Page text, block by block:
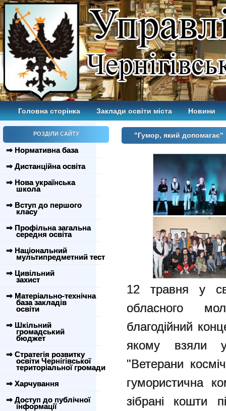
Головна сторінка Заклади освіти міста Новини
РОЗДІЛИ САЙТУ
⇒ Нормативна база
⇒ Дистанційна освіта
⇒ Нова українська
школа
⇒ Вступ до першого
класу
⇒ Профільна загальна
середня освіта
⇒ Національний
мультипредметний тест
⇒ Цивільний
захист
⇒ Матеріально-технічна
база закладів
освіти
⇒ Шкільний
громадський
бюджет
⇒ Стратегія розвитку
освіти Чернігівської
територіальної громади
⇒ Харчування
⇒ Доступ до публічної
інформації
"Гумор, який допомагає"
12 травня у
обласного
благодійний
якому взяли
"Ветерани
гумористична
зібрані кошти